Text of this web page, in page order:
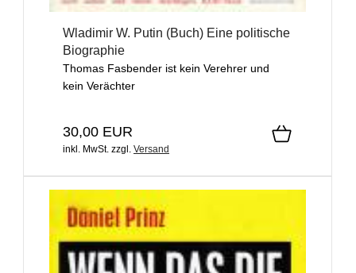
Wladimir W. Putin (Buch) Eine politische
Biographie
Thomas Fasbender ist kein Verehrer und
kein Verächter
30,00 EUR
inkl. MwSt. zzgl. Versand